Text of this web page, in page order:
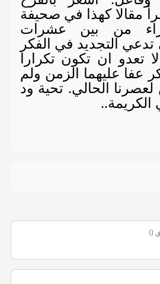
مقالا كهذا في صحيفة
من بين عشرات
تدعي التجديد في الفكر
تعدو ان تكون تكرارا
عفا عليهما الزمن ولم
لعصرنا الحالي. تحية ود
الكريمة..
()